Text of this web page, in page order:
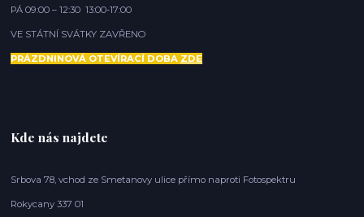
PÁ 09:00 – 12:30 13:00-17:00
VE STÁTNÍ SVÁTKY ZAVŘENO
PRÁZDNINOVÁ OTEVÍRACÍ DOBA ZDE
Kde nás najdete
Srbova 78, vchod ze Smetanovy ulice přímo naproti Fotospektru
Rokycany 337 01